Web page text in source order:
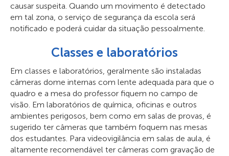
causar suspeita. Quando um movimento é detectado
em tal zona, o serviço de segurança da escola será
notificado e poderá cuidar da situação pessoalmente.
Classes e laboratórios
Em classes e laboratórios, geralmente são instaladas
câmeras dome internas com lente adequada para que o
quadro e a mesa do professor fiquem no campo de
visão. Em laboratórios de química, oficinas e outros
ambientes perigosos, bem como em salas de provas, é
sugerido ter câmeras que também foquem nas mesas
dos estudantes. Para videovigilância em salas de aula, é
altamente recomendável ter câmeras com gravação de